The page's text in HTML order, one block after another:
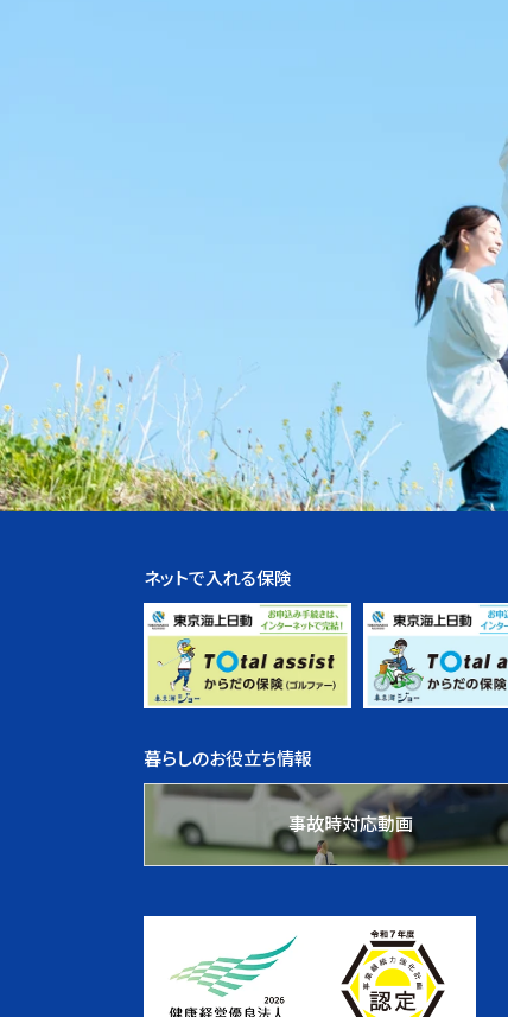
ネットで入れる保険
暮らしのお役立ち情報
事故時対応動画